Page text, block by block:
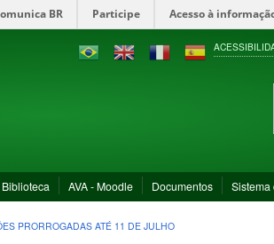
BR Participe Acesso à
Biblioteca AVA - Moodle Documentos Sistema
PRORROGADAS ATÉ 11 DE JULHO